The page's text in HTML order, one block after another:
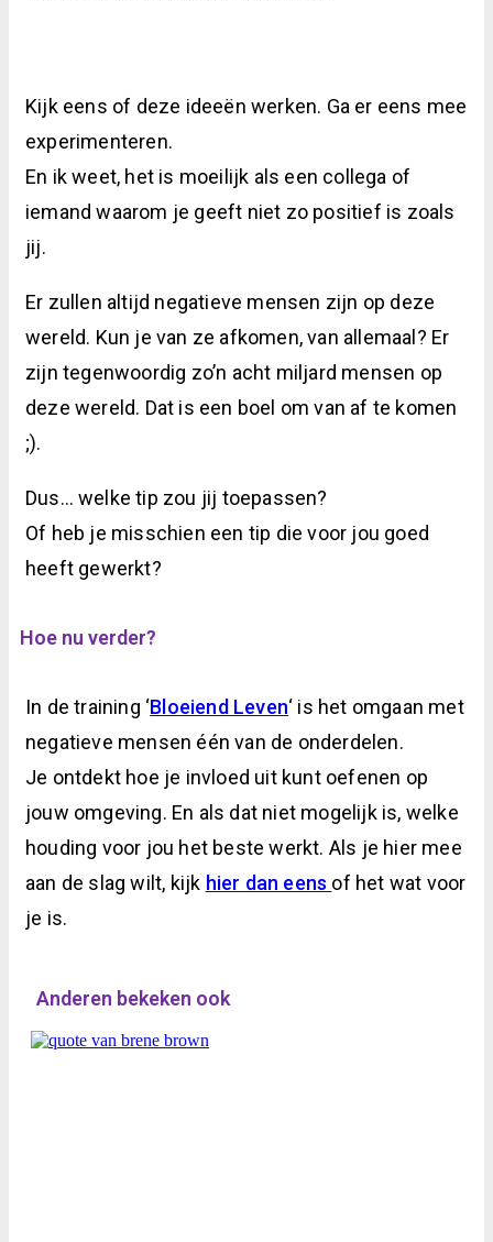
Kijk eens of deze ideeën werken. Ga er eens mee
experimenteren.
En ik weet, het is moeilijk als een collega of
iemand waarom je geeft niet zo positief is zoals
jij.
Er zullen altijd negatieve mensen zijn op deze
wereld. Kun je van ze afkomen, van allemaal? Er
zijn tegenwoordig zo’n acht miljard mensen op
deze wereld. Dat is een boel om van af te komen
;).
Dus… welke tip zou jij toepassen?
Of heb je misschien een tip die voor jou goed
heeft gewerkt?
Hoe nu verder?
In de training ‘Bloeiend Leven‘ is het omgaan met
negatieve mensen één van de onderdelen.
Je ontdekt hoe je invloed uit kunt oefenen op
jouw omgeving. En als dat niet mogelijk is, welke
houding voor jou het beste werkt. Als je hier mee
aan de slag wilt, kijk hier dan eens of het wat voor
je is.
Anderen bekeken ook